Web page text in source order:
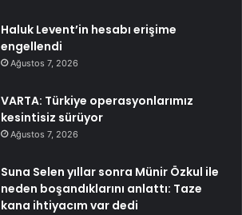
Haluk Levent’in hesabı erişime
engellendi
Ağustos 7, 2026
VARTA: Türkiye operasyonlarımız
kesintisiz sürüyor
Ağustos 7, 2026
Suna Selen yıllar sonra Münir Özkul ile
neden boşandıklarını anlattı: Taze
kana ihtiyacım var dedi